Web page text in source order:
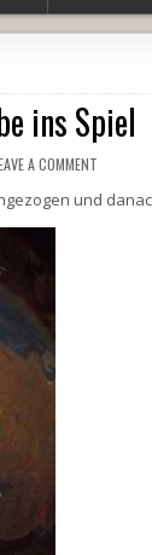
ins Spiel
A COMMENT
und